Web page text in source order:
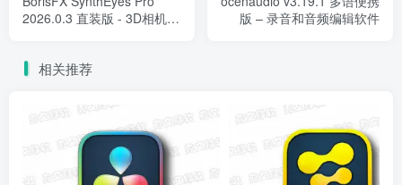
2026.0.3 直装版 - 3D相机追
版 – 录音和音频编辑软件
相关推荐